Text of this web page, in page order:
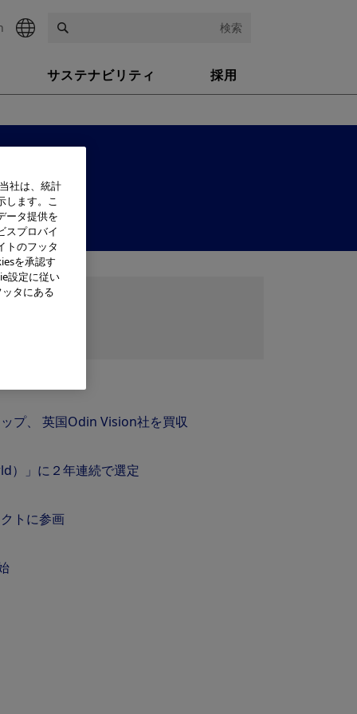
検索
サステナビリティ 採用
プ、 英国Odin Vision社を買収
）」に２年連続で選定
トに参画
社は、統計
します。こ
ータ提供を
スプロバイ
トのフッタ
を承認す
設定に従い
タにある